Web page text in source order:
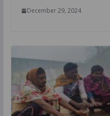
December 29, 2024